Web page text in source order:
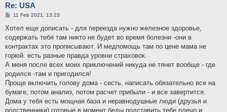
Re: USA
P
s
11 Feb 2021, 13:23
Хотел еще дописать - для переезда нужно железное здоровье,
содержать тебя там никто не будет во время болезни -они в
контрактах это прописывают. И медпомощь там по цене мама не
горюй. есть разные правда уровни страховок.
А меня после всех моих приключений никуда не тянет вообще - где
родился -там и пригодился!
Проще включить голову дома - сесть, написать обязательно все на
бумаге, потом анализ, потом расчет прибыли - и все завертится.
Дома у тебя есть мощная база и неравнодушные люди (друзья и
родственники) готовые в момент беды подставить тебе плечо и